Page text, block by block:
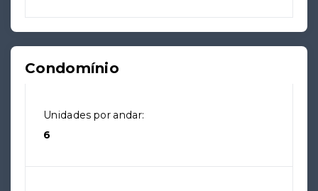
Condomínio
Unidades por andar:
6